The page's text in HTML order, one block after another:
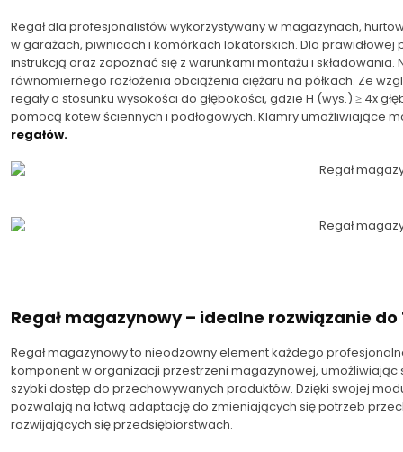
Regał dla profesjonalistów wykorzystywany w magazynach,
w garażach, piwnicach i komórkach lokatorskich. Dla
instrukcją oraz zapoznać się z warunkami montażu i
równomiernego rozłożenia obciążenia ciężaru na półkach. Ze
regały o stosunku wysokości do głębokości, gdzie H (wys.) ≥ 4x
pomocą kotew ściennych i podłogowych. Klamry umożliwiające
regałów.
Regał magazynowy – idealne rozwiązanie
Regał magazynowy to nieodzowny element każdego
komponent w organizacji przestrzeni magazynowej,
szybki dostęp do przechowywanych produktów. Dzięki swojej
pozwalają na łatwą adaptację do zmieniających się potrzeb
rozwijających się przedsiębiorstwach.